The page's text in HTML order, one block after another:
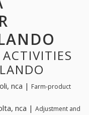
nca | Farm-product
nca | Adjustment and